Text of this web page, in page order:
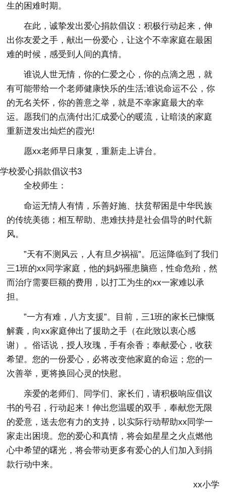
生的困难时期。
在此，诚挚发出爱心捐款倡议：积极行动起来，伸
出你友爱之手，献出一份爱心，让这个不幸家庭在最困
难的时候，感受到人间的真情。
谁说人世无情，你的仁爱之心，你的点滴之恩，就
有可能带给一个老师健康快乐的生活;谁说命运不公，你
的无名关怀，你的善意之举，就是不幸家庭最大的幸
运。愿我们的点滴付出汇成爱心的暖流，让暗淡的家庭
重新迸发出灿烂的霞光!
愿xx老师早日康复，重新走上讲台。
学校爱心捐款倡议书3
全校师生：
命运无情人有情，乐善好施、扶贫帮困是中华民族
的传统美德；相互帮助、患难扶持是社会倡导的时代新
风。
”天有不测风云，人有旦夕祸福”。厄运降临到了我们
三1班的xx同学家庭，他的妈妈罹患脑癌，性命危殆，然
而治疗需要巨额的费用，以打工为生的xx一家难以承
担。
”一方有难，八方支援”。目前，三1班的家长已慷慨
解囊，向xx家庭伸出了援助之手（在此致以衷心感
谢）。俗话说，授人玫瑰，手有余香；奉献爱心，收获
希望。您的一份爱心，必将改变他家庭的命运；您的一
次善举，更将换回心灵的快慰。
亲爱的老师们、同学们、家长们，请积极响应倡议
书的号召，行动起来！伸出您温暖的双手，奉献您无限
的爱意，送去您有力的支持，以实际行动帮助xx同学一
家走出困境。您的爱心和真情，将会如星星之火点燃他
心中希望的曙光，将会带动更多有爱心的人们加入到捐
款行动中来。
xx小学